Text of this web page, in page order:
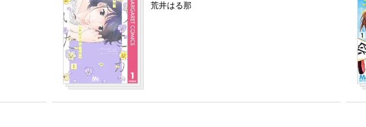
荒井はる那